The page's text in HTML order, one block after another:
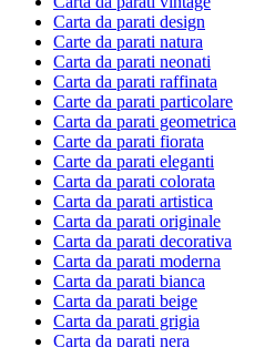
Carta da parati design
Carte da parati natura
Carta da parati neonati
Carta da parati raffinata
Carte da parati particolare
Carta da parati geometrica
Carte da parati fiorata
Carte da parati eleganti
Carta da parati colorata
Carta da parati artistica
Carta da parati originale
Carta da parati decorativa
Carta da parati moderna
Carta da parati bianca
Carta da parati beige
Carta da parati grigia
Carta da parati nera